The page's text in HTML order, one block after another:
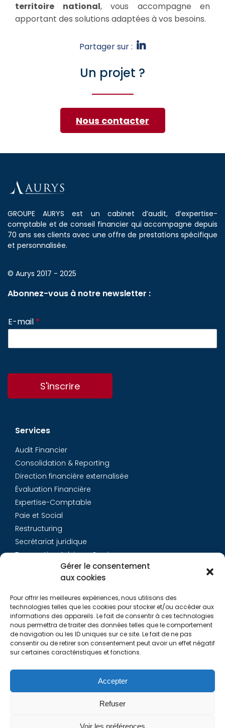
Gérer le consentement
aux cookies
Pour offrir les meilleures expériences, nous utilisons des
technologies telles que les cookies pour stocker et/ou accéder aux
informations des appareils. Le fait de consentir à ces technologies
nous permettra de traiter des données telles que le comportement
de navigation ou les ID uniques sur ce site. Le fait de ne pas
consentir ou de retirer son consentement peut avoir un effet négatif
sur certaines caractéristiques et fonctions.
Accepter
Refuser
Voir les préférences
territoire national, vous accompagne en
apportant des solutions adaptées à vos besoins.
Partager sur :
Un projet ?
Nous contacter
GROUPE AURYS est un cabinet d’audit, d’expertise-
comptable et de conseil financier qui accompagne depuis
70 ans ses clients avec une offre de prestations spécifique
et personnalisée.
© Aurys 2017 - 2025
Abonnez-vous à notre newsletter :
E-mail *
S'inscrire
Services
Audit Financier
Consolidation & Reporting
Direction financière externalisée
Évaluation Financière
Expertise-Comptable
Paie et Social
Restructuring
Secrétariat juridique
Transaction Advisory Services
Équipe
Carrières
Contact
Liens utiles
Politique de Cookies (EU)